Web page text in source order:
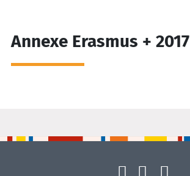
Annexe Erasmus + 2017